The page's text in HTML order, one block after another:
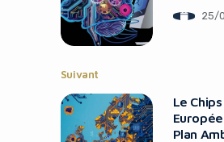
Marche
25/
Suivant
Le
Plan